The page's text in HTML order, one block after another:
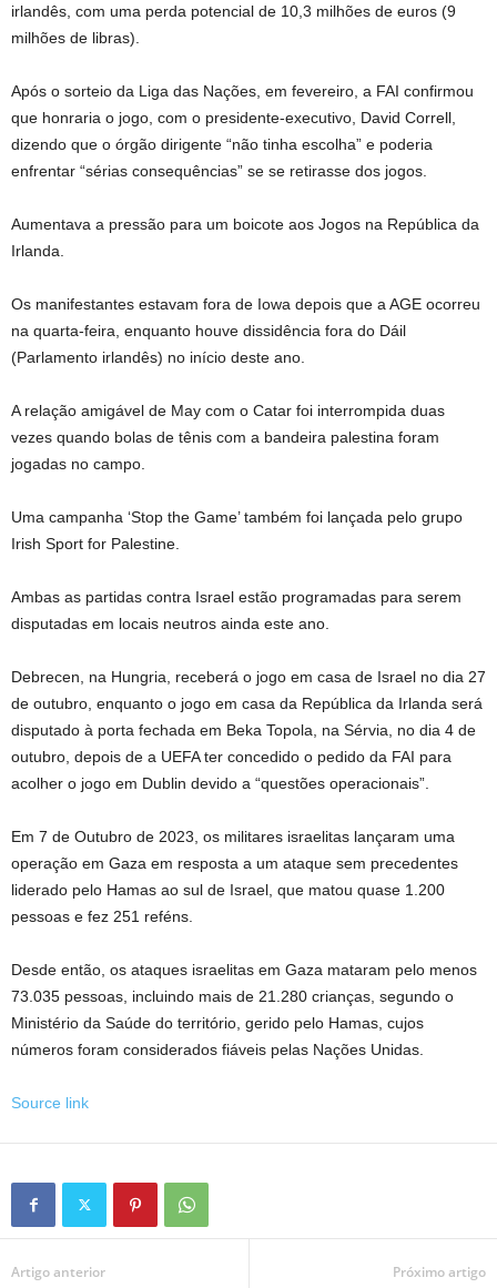
irlandês, com uma perda potencial de 10,3 milhões de euros (9
milhões de libras).
Após o sorteio da Liga das Nações, em fevereiro, a FAI confirmou
que honraria o jogo, com o presidente-executivo, David Correll,
dizendo que o órgão dirigente “não tinha escolha” e poderia
enfrentar “sérias consequências” se se retirasse dos jogos.
Aumentava a pressão para um boicote aos Jogos na República da
Irlanda.
Os manifestantes estavam fora de Iowa depois que a AGE ocorreu
na quarta-feira, enquanto houve dissidência fora do Dáil
(Parlamento irlandês) no início deste ano.
A relação amigável de May com o Catar foi interrompida duas
vezes quando bolas de tênis com a bandeira palestina foram
jogadas no campo.
Uma campanha ‘Stop the Game’ também foi lançada pelo grupo
Irish Sport for Palestine.
Ambas as partidas contra Israel estão programadas para serem
disputadas em locais neutros ainda este ano.
Debrecen, na Hungria, receberá o jogo em casa de Israel no dia 27
de outubro, enquanto o jogo em casa da República da Irlanda será
disputado à porta fechada em Beka Topola, na Sérvia, no dia 4 de
outubro, depois de a UEFA ter concedido o pedido da FAI para
acolher o jogo em Dublin devido a “questões operacionais”.
Em 7 de Outubro de 2023, os militares israelitas lançaram uma
operação em Gaza em resposta a um ataque sem precedentes
liderado pelo Hamas ao sul de Israel, que matou quase 1.200
pessoas e fez 251 reféns.
Desde então, os ataques israelitas em Gaza mataram pelo menos
73.035 pessoas, incluindo mais de 21.280 crianças, segundo o
Ministério da Saúde do território, gerido pelo Hamas, cujos
números foram considerados fiáveis ​​pelas Nações Unidas.
Source link
Artigo anterior Próximo artigo